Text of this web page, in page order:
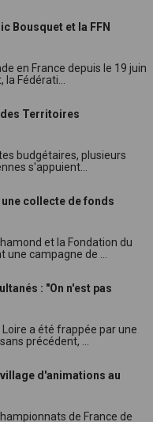
Bousquet et la FFN
en France depuis le 19 juin
Fédérati...
des Territoires
budgétaires, plusieurs
s'appuient...
collecte de fonds
et la Fondation du
campagne de ...
: "On n'est pas
a été frappée par une
précédent, ...
d'animations au
de France de